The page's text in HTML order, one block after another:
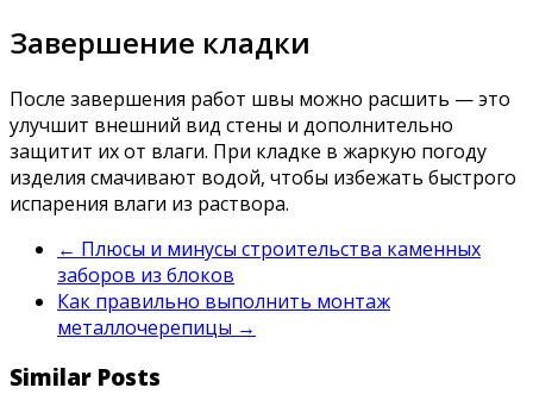
Завершение кладки
После завершения работ швы можно расшить — это
улучшит внешний вид стены и дополнительно
защитит их от влаги. При кладке в жаркую погоду
изделия смачивают водой, чтобы избежать быстрого
испарения влаги из раствора.
← Плюсы и минусы строительства каменных
заборов из блоков
Как правильно выполнить монтаж
металлочерепицы →
Similar Posts